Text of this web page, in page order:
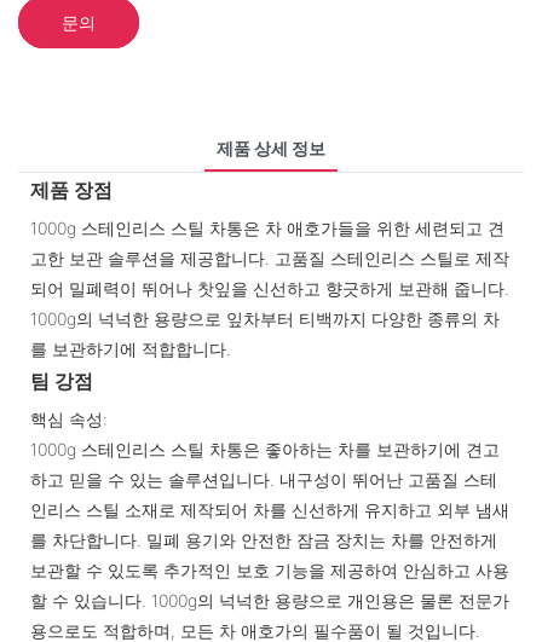
문의
제품 상세 정보
제품 장점
1000g 스테인리스 스틸 차통은 차 애호가들을 위한 세련되고 견
고한 보관 솔루션을 제공합니다. 고품질 스테인리스 스틸로 제작
되어 밀폐력이 뛰어나 찻잎을 신선하고 향긋하게 보관해 줍니다.
1000g의 넉넉한 용량으로 잎차부터 티백까지 다양한 종류의 차
를 보관하기에 적합합니다.
팀 강점
핵심 속성:
1000g 스테인리스 스틸 차통은 좋아하는 차를 보관하기에 견고
하고 믿을 수 있는 솔루션입니다. 내구성이 뛰어난 고품질 스테
인리스 스틸 소재로 제작되어 차를 신선하게 유지하고 외부 냄새
를 차단합니다. 밀폐 용기와 안전한 잠금 장치는 차를 안전하게
보관할 수 있도록 추가적인 보호 기능을 제공하여 안심하고 사용
할 수 있습니다. 1000g의 넉넉한 용량으로 개인용은 물론 전문가
용으로도 적합하며, 모든 차 애호가의 필수품이 될 것입니다.